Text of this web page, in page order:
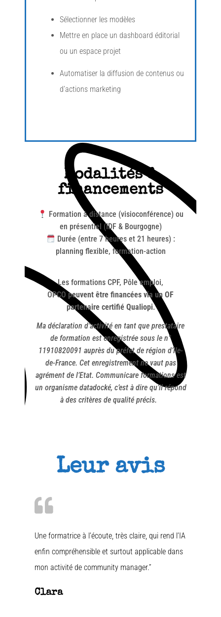
Sélectionner les modèles
Mettre en place un dashboard éditorial
ou un espace projet
Automatiser la diffusion de contenus ou
d’actions marketing
Modalités &
financements
Formation à distance (visioconférence) ou
en présentiel (IDF & Bourgogne)
Durée (entre 7 heures et 21 heures) :
planning flexible, formation-action
Les formations CPF, Pôle emploi,
OPCOpeuvent être financées via un OF
partenaire certifié Qualiopi.
Ma déclaration d’activité en tant que prestataire
de formation est enregistrée sous le n°
11910820091 auprès du préfet de région d’Ile-
de-France. Cet enregistrement ne vaut pas
agrément de l’Etat. Communicare formations est
un organisme datadocké, c’est à dire qu’il répond
à des critères de qualité précis.
Leur avis
Une formatrice à l’écoute, très claire, qui rend l’IA
enfin compréhensible et surtout applicable dans
mon activité de community manager.”
Clara